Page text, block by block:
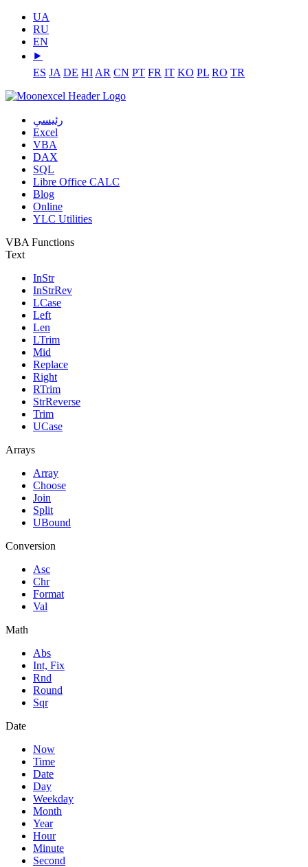
UA
RU
EN
⯈
ES JA DE HI AR CN PT FR IT KO PL RO TR
رئيسي
Excel
VBA
DAX
SQL
Libre Office CALC
Blog
Online
YLC Utilities
VBA Functions
Text
InStr
InStrRev
LCase
Left
Len
LTrim
Mid
Replace
Right
RTrim
StrReverse
Trim
UCase
Arrays
Array
Choose
Join
Split
UBound
Conversion
Asc
Chr
Format
Val
Math
Abs
Int, Fix
Rnd
Round
Sqr
Date
Now
Time
Date
Day
Weekday
Month
Year
Hour
Minute
Second